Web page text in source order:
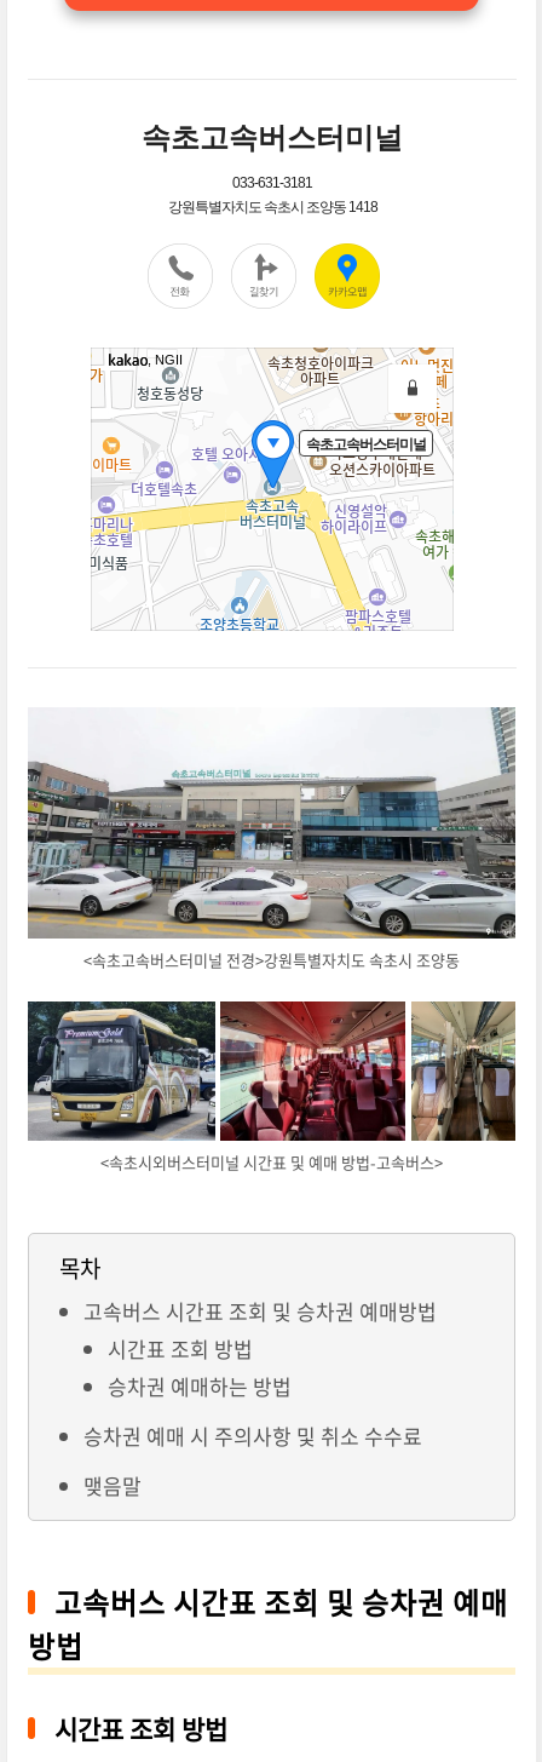
<속초고속버스터미널 전경>강원특별자치도 속초시 조양동
<속초시외버스터미널 시간표 및 예매 방법-고속버스>
목차
고속버스 시간표 조회 및 승차권 예매방법
시간표 조회 방법
승차권 예매하는 방법
승차권 예매 시 주의사항 및 취소 수수료
맺음말
고속버스 시간표 조회 및 승차권 예매
방법
시간표 조회 방법